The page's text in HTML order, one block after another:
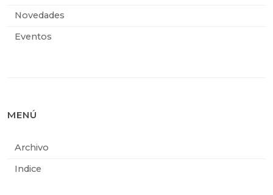
Novedades
Eventos
MENÚ
Archivo
Indice